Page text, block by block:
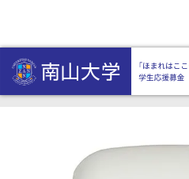
HOME
返礼品付き
〈オーディオテクニカ〉 ワイヤレ